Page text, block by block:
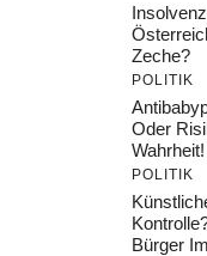
Zeche?
POLITIK
Oder
Wahrheit!
POLITIK
Bürger